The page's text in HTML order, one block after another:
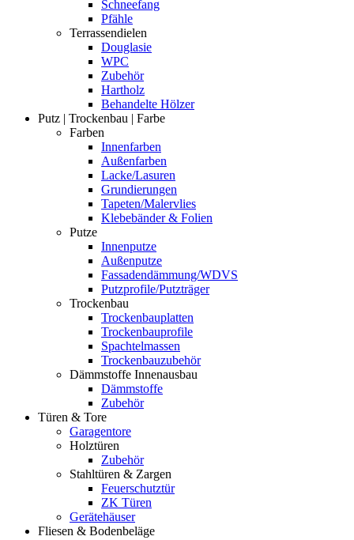
Schneefang
Pfähle
Terrassendielen
Douglasie
WPC
Zubehör
Hartholz
Behandelte Hölzer
Putz | Trockenbau | Farbe
Farben
Innenfarben
Außenfarben
Lacke/Lasuren
Grundierungen
Tapeten/Malervlies
Klebebänder & Folien
Putze
Innenputze
Außenputze
Fassadendämmung/WDVS
Putzprofile/Putzträger
Trockenbau
Trockenbauplatten
Trockenbauprofile
Spachtelmassen
Trockenbauzubehör
Dämmstoffe Innenausbau
Dämmstoffe
Zubehör
Türen & Tore
Garagentore
Holztüren
Zubehör
Stahltüren & Zargen
Feuerschutztür
ZK Türen
Gerätehäuser
Fliesen & Bodenbeläge